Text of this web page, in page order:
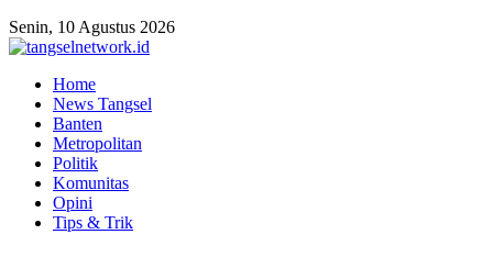
Senin, 10 Agustus 2026
Home
News Tangsel
Banten
Metropolitan
Politik
Komunitas
Opini
Tips & Trik